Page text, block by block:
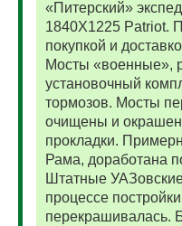
«Питерский»
1840Х1225 Patriot.
покупкой и
Мосты «военные»,
установочный
тормозов. Мосты
очищены и
прокладки.
Рама, доработана
Штатные
процессе
перекрашивалась.